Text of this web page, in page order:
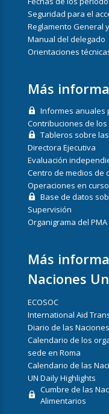
Seguridad para el
Reglamento General
Manual del delegado
Orientaciones
Más
Informes anuales
Contribuciones de
Tableros sobre
Directora Ejecutiva
Evaluación
Centro de medios de
Operaciones en curso
Base de datos
Supervisión
Organigrama del PMA
Más
Naciones
ECOSOC
International Aid
Diario de las
Calendario de los
sede en Roma
Calendario de las
UN Daily Highlights
Cumbre de las
Alimentarios